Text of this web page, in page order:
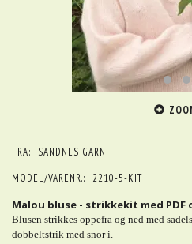
FRA:
SANDNES GARN
MODEL/VARENR.:
2210-5-KIT
Malou bluse - strikkekit med
Blusen strikkes oppefra og ned med
dobbeltstrik med snor i.